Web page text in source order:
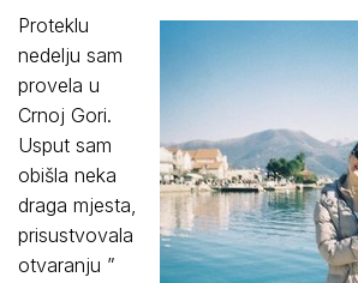
Proteklu
nedelju sam
provela u
Crnoj Gori.
Usput sam
obišla neka
draga mjesta,
prisustvovala
otvaranju ”